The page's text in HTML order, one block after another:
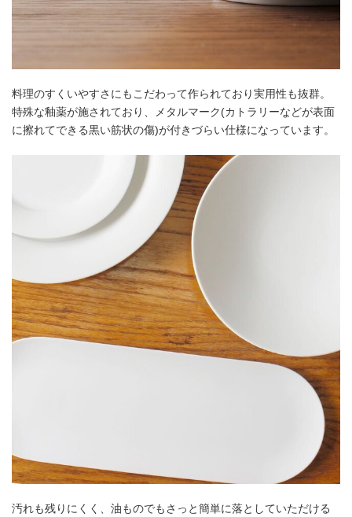
料理のすくいやすさにもこだわって作られており実用性も抜群。
特殊な釉薬が施されており、メタルマーク(カトラリーなどが表面
に擦れてできる黒い筋状の傷)が付きづらい仕様になっています。
汚れも残りにくく、油ものでもさっと簡単に落としていただける